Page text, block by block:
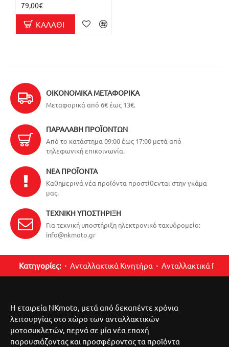
79,00€
ΚΑΛΆΘΙ
ΟΙΚΟΝΟΜΙΚΆ ΜΕΤΑΦΟΡΙΚΆ
Μεταφορικά από 6€ έως 13€.
ΠΑΡΑΛΑΒΉ ΠΡΟΪΌΝΤΩΝ
Από το κατάστημα 09:00 έως 17:00 μετά από
τηλεφωνική επικοινωνία.
ΝΈΑ ΠΡΟΪΌΝΤΑ
Καθημερινά νέα προϊόντα προστίθενται στην γκάμα
μας.
ΤΕΧΝΙΚΉ ΥΠΟΣΤΉΡΙΞΗ
Για τεχνική υποστήριξη ηλεκτρονικό ταχυδρομείο:
info@nkmoto.gr
Κατηγορίες: Ανταλλακτικά Κινητήρα Ανταλλακτικά
Η εταιρεία NKmoto, μετά από δεκαπέντε χρόνια
λειτουργίας στο χώρο των ανταλλακτικών
μοτοσυκλετών, περνά σε μία νέα εποχή
παρουσιάζοντας και προσφέροντας τα προϊόντα